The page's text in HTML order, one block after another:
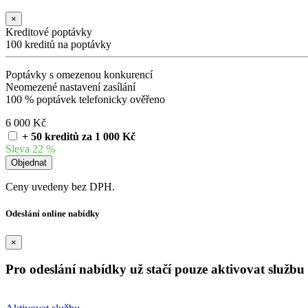
×
Kreditové poptávky
100 kreditů na poptávky
Poptávky s omezenou konkurencí
Neomezené nastavení zasílání
100 % poptávek telefonicky ověřeno
6 000 Kč
+ 50 kreditů za 1 000 Kč
Sleva 22 %
Ceny uvedeny bez DPH.
Odeslání online nabídky
×
Pro odeslání nabídky už stačí pouze aktivovat